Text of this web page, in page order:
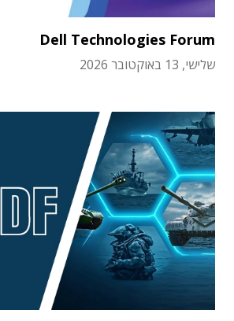
Dell Technologies Forum
שלישי, 13 באוקטובר 2026